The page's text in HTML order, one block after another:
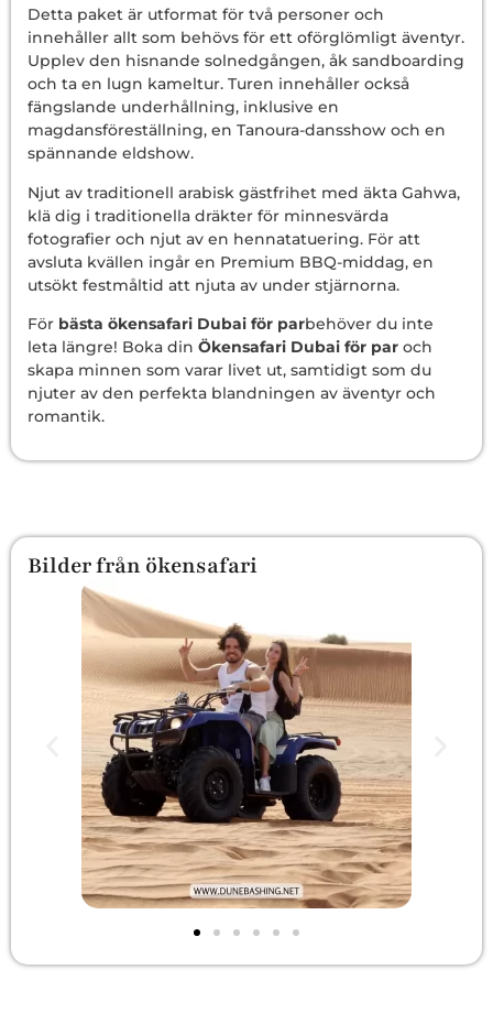
Detta paket är utformat för två personer och
innehåller allt som behövs för ett oförglömligt äventyr.
Upplev den hisnande solnedgången, åk sandboarding
och ta en lugn kameltur. Turen innehåller också
fängslande underhållning, inklusive en
magdansföreställning, en Tanoura-dansshow och en
spännande eldshow.
Njut av traditionell arabisk gästfrihet med äkta Gahwa,
klä dig i traditionella dräkter för minnesvärda
fotografier och njut av en hennatatuering. För att
avsluta kvällen ingår en Premium BBQ-middag, en
utsökt festmåltid att njuta av under stjärnorna.
För bästa ökensafari Dubai för parbehöver du inte
leta längre! Boka din Ökensafari Dubai för par och
skapa minnen som varar livet ut, samtidigt som du
njuter av den perfekta blandningen av äventyr och
romantik.
Bilder från ökensafari